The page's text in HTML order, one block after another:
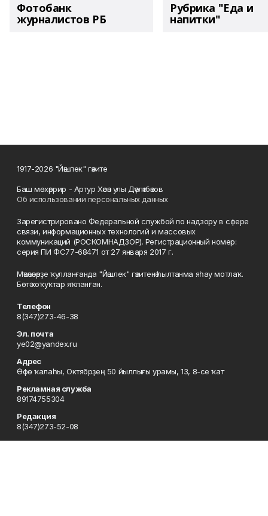
Фотобанк
журналистов РБ
Рубрика "Еда и
напитки"
1917-2026 "Йәшлек" гәзите
Баш мөхәррир - Артур Хәсән улы Дәүләтбәков
Об использовании персональных данных
Зарегистрировано Федеральной службой по надзору в сфере
связи, информационных технологий и массовых
коммуникаций (РОСКОМНАДЗОР). Регистрационный номер:
серия ПИ ФС77-68471 от 27 января 2017 г.
Мәҡәләләрҙе ҡулланғанда "Йәшлек" гәзитенә һылтанма яһау мотлаҡ.
Бөтә хоҡуҡтар яҡланған.
Телефон
8(347)273-46-38
Эл. почта
ye02@yandex.ru
Адрес
Өфө ҡалаһы, Октябрҙең 50 йыллығы урамы, 13, 8-се ҡат
Рекламная служба
89174755304
Редакция
8(347)273-52-08
Приемная